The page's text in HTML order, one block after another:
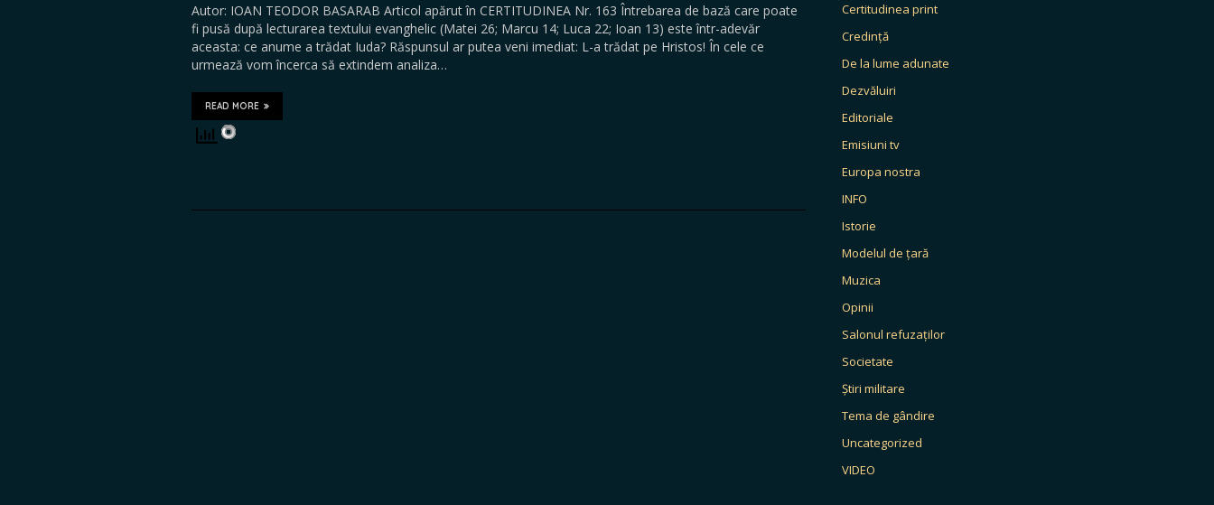
Autor: IOAN TEODOR BASARAB Articol apărut în CERTITUDINEA Nr. 163 Întrebarea de bază care poate
fi pusă după lecturarea textului evanghelic (Matei 26; Marcu 14; Luca 22; Ioan 13) este într-adevăr
aceasta: ce anume a trădat Iuda? Răspunsul ar putea veni imediat: L-a trădat pe Hristos! În cele ce
urmează vom încerca să extindem analiza…
READ MORE
Certitudinea print
Credință
De la lume adunate
Dezvăluiri
Editoriale
Emisiuni tv
Europa nostra
INFO
Istorie
Modelul de țară
Muzica
Opinii
Salonul refuzaților
Societate
Știri militare
Tema de gândire
Uncategorized
VIDEO